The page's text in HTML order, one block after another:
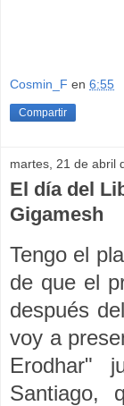
Cosmin_F en 6:55
Compartir
martes, 21 de abril
El día del
Gigamesh
Tengo el
de que el
después
voy a
Erodhar"
Santiago,